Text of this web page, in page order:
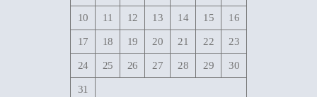
10 11 12 13 14 15 16
17 18 19 20 21 22 23
24 25 26 27 28 29 30
31